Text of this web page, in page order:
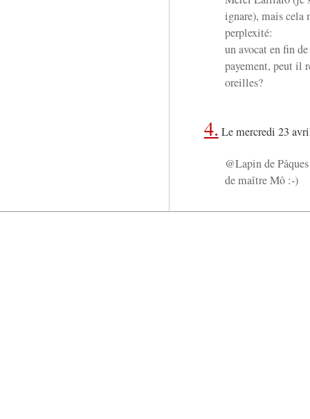
ignare), mais cela
perplexité:
un avocat en fin
payement, peut il
oreilles?
4. Le mercredi 23
@Lapin de
de maître Mô :-)